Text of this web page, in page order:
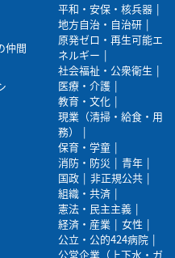
仲間
平和・安保・核兵器
地方自治・自治研
原発ゼロ・再生可能エ
ネルギー
社会福祉・公衆衛生
医療・介護
教育・文化
現業（清掃・給食・用
務）
保育・学童
消防・防災
青年
国政
非正規公共
組織・共済
憲法・民主主義
経済・産業
女性
公立・公的424病院
公営企業（上下水・ガ